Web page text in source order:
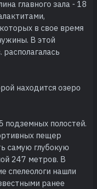
главного зала - 18
в свое время
В этой
находится озеро
полостей.
пещер
самую глубокую
247 метров. В
спелеологи нашли
ранее